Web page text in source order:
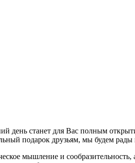
станет для Вас полным
подарок друзьям, мы будем рады
мышление и